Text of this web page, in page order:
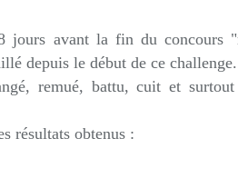
jours avant la fin du concours
depuis le début de ce
remué, battu, cuit et
résultats obtenus :